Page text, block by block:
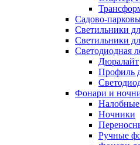
Садово-
Светильники
Светильники
Светодиодная
Дюралайт
Профиль
Фонари и
Ночники
Ручные